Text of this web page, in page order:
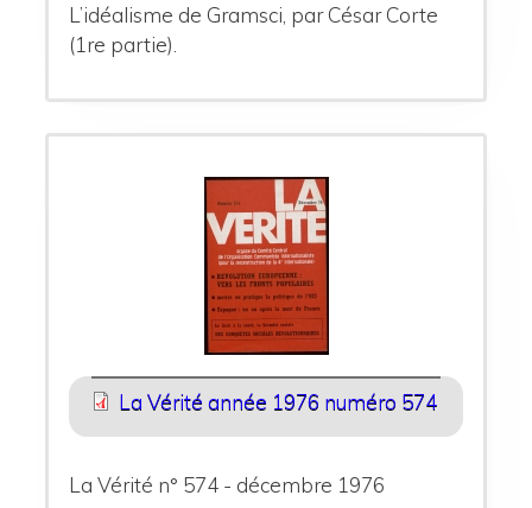
L’idéalisme de Gramsci, par César Corte
(1re partie).
La Vérité année 1976 numéro 574
La Vérité n° 574 - décembre 1976